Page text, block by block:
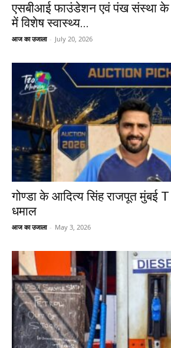
एसबीआई फाउंडेशन एवं पंख संस्था के
में विशेष स्वास्थ्य...
आज का उजाला - July 20, 2026
गोण्डा के आदित्य सिंह राजपूत मुंबई
धमाल
आज का उजाला - May 3, 2026